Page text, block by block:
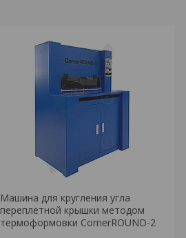
Машина для кругления угла
переплетной крышки методом
термоформовки CornerROUND-2